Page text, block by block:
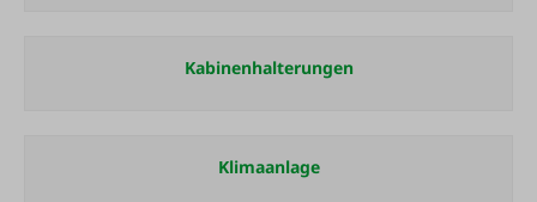
Kabinenhalterungen
Klimaanlage